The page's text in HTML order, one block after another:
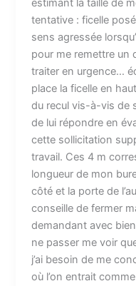
estimant la taille de
tentative : ficelle
sens agressée
pour me remettre un
traiter en urgence…
place la ficelle en
du recul vis-à-vis de
de lui répondre en
cette sollicitation
travail. Ces 4 m
longueur de mon
côté et la porte de
conseille de fermer
demandant avec
ne passer me voir
j’ai besoin de me
où l’on entrait